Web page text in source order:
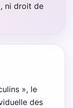
ni droit de
», le
des